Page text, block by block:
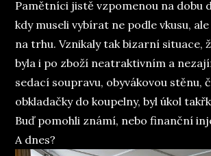
Pamětníci jistě vzpomenou na dobu
kdy museli vybírat ne podle vkusu,
na trhu. Vznikaly tak bizarní situace,
byla i po zboží neatraktivním a
sedací soupravu, obyvákovou stěnu,
obkladačky do koupelny, byl úkol
Buď pomohli známí, nebo finanční
A dnes?